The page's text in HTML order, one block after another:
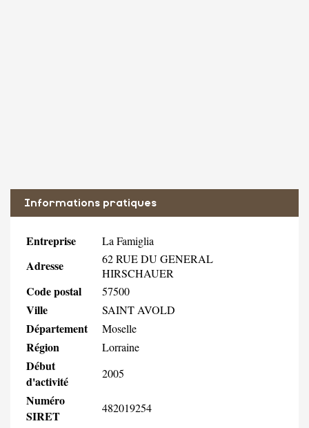
Informations pratiques
Entreprise La Famiglia
Adresse
62 RUE DU GENERAL
HIRSCHAUER
Code postal 57500
Ville SAINT AVOLD
Département Moselle
Région Lorraine
Début
d'activité
2005
Numéro
SIRET
482019254